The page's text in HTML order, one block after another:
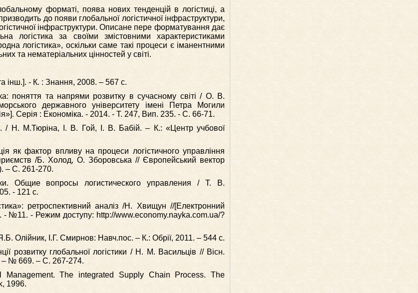
форматі, поява нових тенденцій в логістиці, а
до появи глобальної логістичної інфраструктури,
інфраструктури. Описане пере форматування дає
логістика за своїми змістовними характеристиками
логістика», оскільки саме такі процеси є іманентними
та нематеріальних цінностей у світі.
інш.]. - К. : Знання, 2008. – 567 с.
поняття та напрями розвитку в сучасному світі / О. В.
державного університету імені Петра Могили
Серія : Економіка. - 2014. - Т. 247, Вип. 235. - С. 66-71.
/ Н. М.Тюріна, І. В. Гой, І. В. Бабій. – К.: «Центр учбової
як фактор впливу на процеси логістичного управління
/Б. Холод, О. Зборовська // Європейський вектор
– С. 261-270.
Общие вопросы логистического управления / Т. В.
- 121 с.
ретроспективний аналіз /Н. Хвищун //[Електронний
- №11. - Режим доступу: http://www.economy.nayka.com.ua/?
Олійник, І.Г. Смирнов: Навч.пос. – К.: Обрії, 2011. – 544 с.
розвитку глобальної логістики / Н. М. Васильців // Вісн.
– № 669. – С. 267-274.
The integrated Supply Chain Process. The
1996.